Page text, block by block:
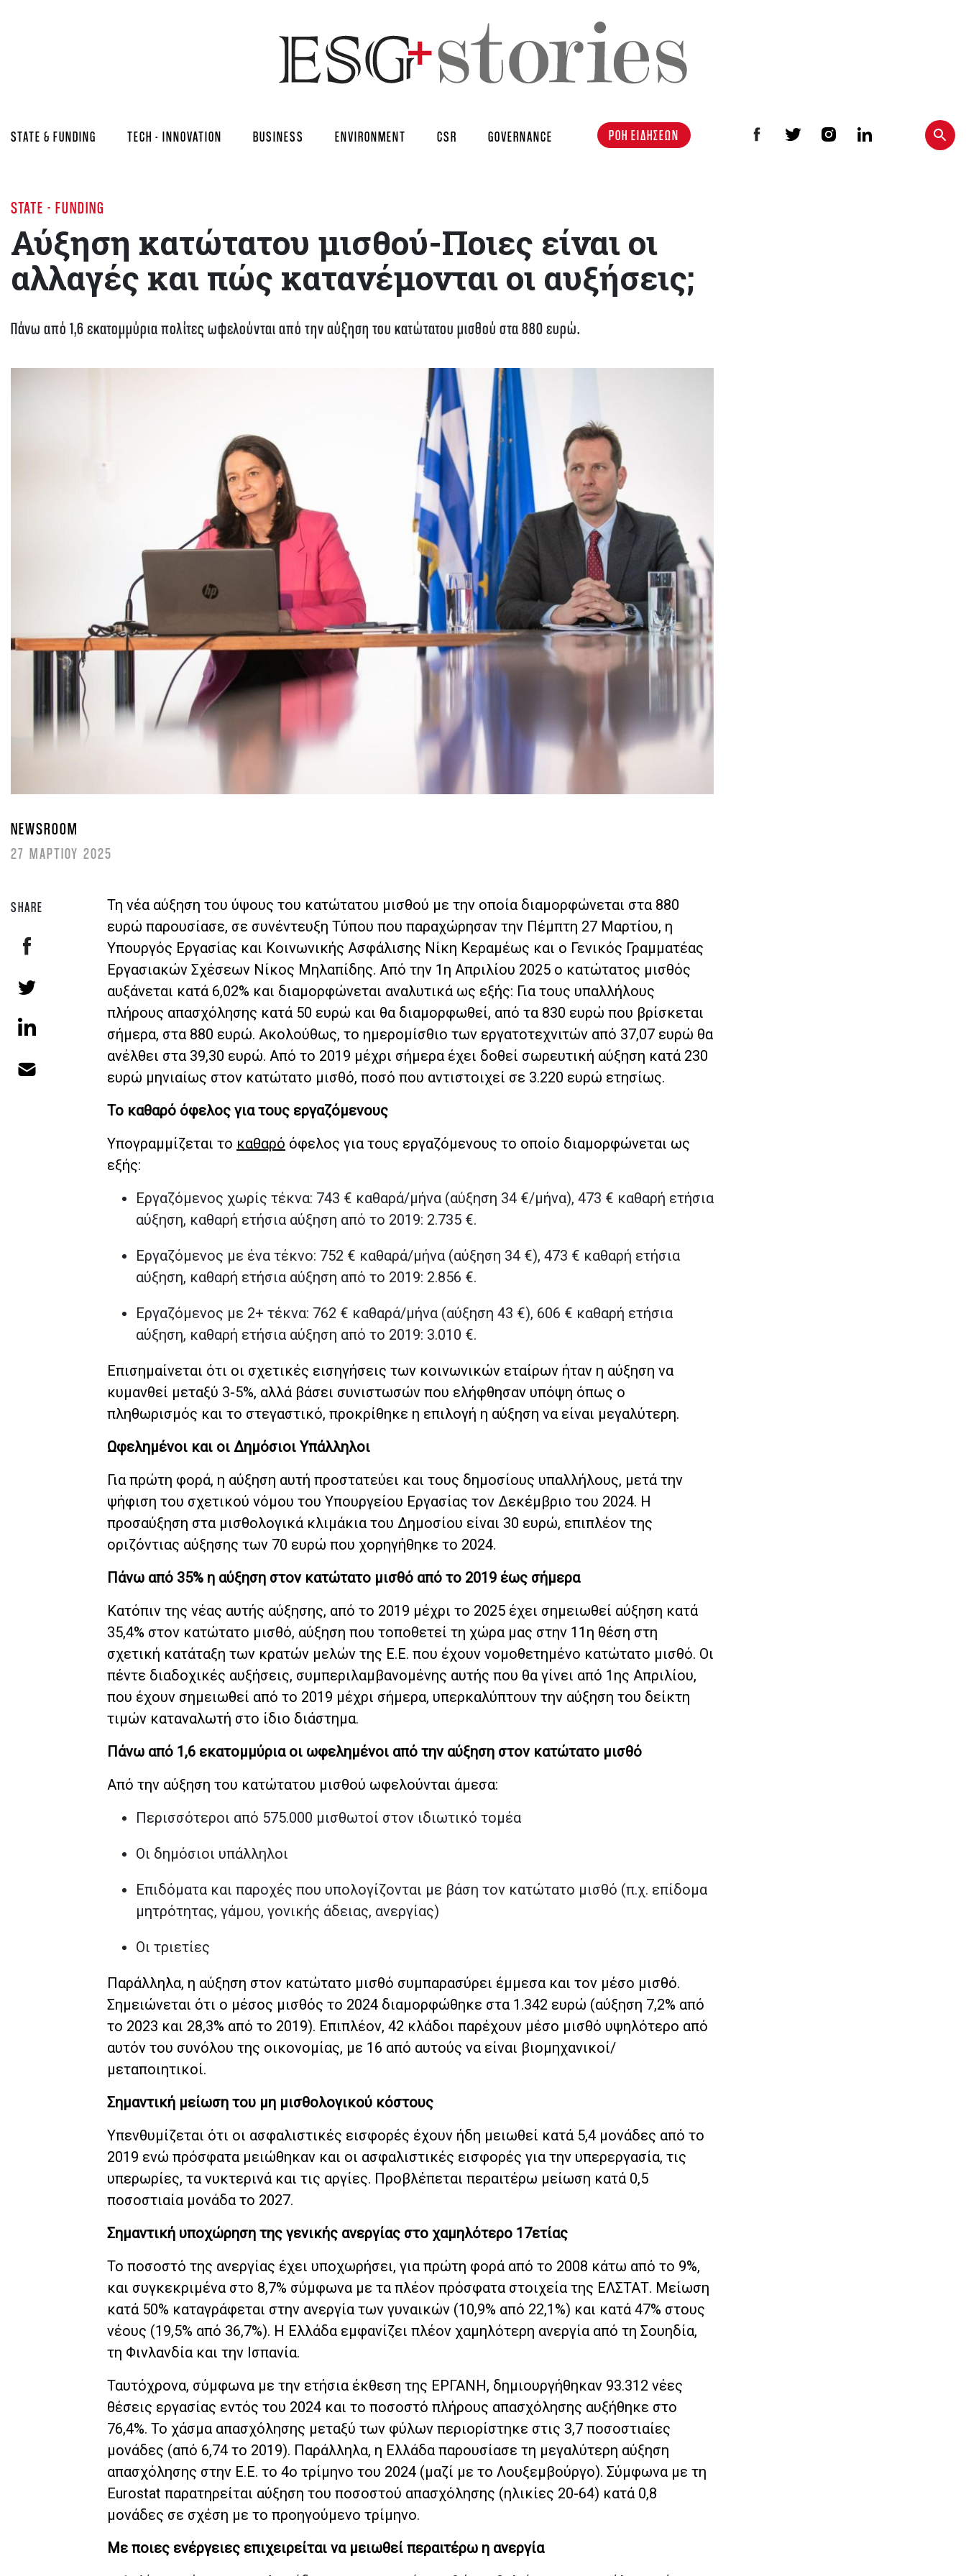
STATE & FUNDING TECH - INNOVATION BUSINESS ENVIRONMENT CSR GOVERNANCE ΡΟΗ ΕΙΔΗΣΕΩΝ
STATE - FUNDING
Αύξηση κατώτατου μισθού-Ποιες είναι οι
αλλαγές και πώς κατανέμονται οι αυξήσεις;
Πάνω από 1,6 εκατομμύρια πολίτες ωφελούνται από την αύξηση του κατώτατου μισθού στα 880 ευρώ.
NEWSROOM
27 ΜΑΡΤΙΟΥ 2025
SHARE
Τη νέα αύξηση του ύψους του κατώτατου μισθού με την οποία διαμορφώνεται στα 880
ευρώ παρουσίασε, σε συνέντευξη Τύπου που παραχώρησαν την Πέμπτη 27 Μαρτίου, η
Υπουργός Εργασίας και Κοινωνικής Ασφάλισης Νίκη Κεραμέως και ο Γενικός Γραμματέας
Εργασιακών Σχέσεων Νίκος Μηλαπίδης. Από την 1η Απριλίου 2025 ο κατώτατος μισθός
αυξάνεται κατά 6,02% και διαμορφώνεται αναλυτικά ως εξής: Για τους υπαλλήλους
πλήρους απασχόλησης κατά 50 ευρώ και θα διαμορφωθεί, από τα 830 ευρώ που βρίσκεται
σήμερα, στα 880 ευρώ. Ακολούθως, το ημερομίσθιο των εργατοτεχνιτών από 37,07 ευρώ θα
ανέλθει στα 39,30 ευρώ. Από το 2019 μέχρι σήμερα έχει δοθεί σωρευτική αύξηση κατά 230
ευρώ μηνιαίως στον κατώτατο μισθό, ποσό που αντιστοιχεί σε 3.220 ευρώ ετησίως.
Το καθαρό όφελος για τους εργαζόμενους
Υπογραμμίζεται το καθαρό όφελος για τους εργαζόμενους το οποίο διαμορφώνεται ως
εξής:
Εργαζόμενος χωρίς τέκνα: 743 € καθαρά/μήνα (αύξηση 34 €/μήνα), 473 € καθαρή ετήσια
αύξηση, καθαρή ετήσια αύξηση από το 2019: 2.735 €.
Εργαζόμενος με ένα τέκνο: 752 € καθαρά/μήνα (αύξηση 34 €), 473 € καθαρή ετήσια
αύξηση, καθαρή ετήσια αύξηση από το 2019: 2.856 €.
Εργαζόμενος με 2+ τέκνα: 762 € καθαρά/μήνα (αύξηση 43 €), 606 € καθαρή ετήσια
αύξηση, καθαρή ετήσια αύξηση από το 2019: 3.010 €.
Επισημαίνεται ότι οι σχετικές εισηγήσεις των κοινωνικών εταίρων ήταν η αύξηση να
κυμανθεί μεταξύ 3-5%, αλλά βάσει συνιστωσών που ελήφθησαν υπόψη όπως ο
πληθωρισμός και το στεγαστικό, προκρίθηκε η επιλογή η αύξηση να είναι μεγαλύτερη.
Ωφελημένοι και οι Δημόσιοι Υπάλληλοι
Για πρώτη φορά, η αύξηση αυτή προστατεύει και τους δημοσίους υπαλλήλους, μετά την
ψήφιση του σχετικού νόμου του Υπουργείου Εργασίας τον Δεκέμβριο του 2024. Η
προσαύξηση στα μισθολογικά κλιμάκια του Δημοσίου είναι 30 ευρώ, επιπλέον της
οριζόντιας αύξησης των 70 ευρώ που χορηγήθηκε το 2024.
Πάνω από 35% η αύξηση στον κατώτατο μισθό από το 2019 έως σήμερα
Κατόπιν της νέας αυτής αύξησης, από το 2019 μέχρι το 2025 έχει σημειωθεί αύξηση κατά
35,4% στον κατώτατο μισθό, αύξηση που τοποθετεί τη χώρα μας στην 11η θέση στη
σχετική κατάταξη των κρατών μελών της Ε.Ε. που έχουν νομοθετημένο κατώτατο μισθό. Οι
πέντε διαδοχικές αυξήσεις, συμπεριλαμβανομένης αυτής που θα γίνει από 1ης Απριλίου,
που έχουν σημειωθεί από το 2019 μέχρι σήμερα, υπερκαλύπτουν την αύξηση του δείκτη
τιμών καταναλωτή στο ίδιο διάστημα.
Πάνω από 1,6 εκατομμύρια οι ωφελημένοι από την αύξηση στον κατώτατο μισθό
Από την αύξηση του κατώτατου μισθού ωφελούνται άμεσα:
Περισσότεροι από 575.000 μισθωτοί στον ιδιωτικό τομέα
Οι δημόσιοι υπάλληλοι
Επιδόματα και παροχές που υπολογίζονται με βάση τον κατώτατο μισθό (π.χ. επίδομα
μητρότητας, γάμου, γονικής άδειας, ανεργίας)
Οι τριετίες
Παράλληλα, η αύξηση στον κατώτατο μισθό συμπαρασύρει έμμεσα και τον μέσο μισθό.
Σημειώνεται ότι ο μέσος μισθός το 2024 διαμορφώθηκε στα 1.342 ευρώ (αύξηση 7,2% από
το 2023 και 28,3% από το 2019). Επιπλέον, 42 κλάδοι παρέχουν μέσο μισθό υψηλότερο από
αυτόν του συνόλου της οικονομίας, με 16 από αυτούς να είναι βιομηχανικοί/
μεταποιητικοί.
Σημαντική μείωση του μη μισθολογικού κόστους
Υπενθυμίζεται ότι οι ασφαλιστικές εισφορές έχουν ήδη μειωθεί κατά 5,4 μονάδες από το
2019 ενώ πρόσφατα μειώθηκαν και οι ασφαλιστικές εισφορές για την υπερεργασία, τις
υπερωρίες, τα νυκτερινά και τις αργίες. Προβλέπεται περαιτέρω μείωση κατά 0,5
ποσοστιαία μονάδα το 2027.
Σημαντική υποχώρηση της γενικής ανεργίας στο χαμηλότερο 17ετίας
Το ποσοστό της ανεργίας έχει υποχωρήσει, για πρώτη φορά από το 2008 κάτω από το 9%,
και συγκεκριμένα στο 8,7% σύμφωνα με τα πλέον πρόσφατα στοιχεία της ΕΛΣΤΑΤ. Μείωση
κατά 50% καταγράφεται στην ανεργία των γυναικών (10,9% από 22,1%) και κατά 47% στους
νέους (19,5% από 36,7%). Η Ελλάδα εμφανίζει πλέον χαμηλότερη ανεργία από τη Σουηδία,
τη Φινλανδία και την Ισπανία.
Ταυτόχρονα, σύμφωνα με την ετήσια έκθεση της ΕΡΓΑΝΗ, δημιουργήθηκαν 93.312 νέες
θέσεις εργασίας εντός του 2024 και το ποσοστό πλήρους απασχόλησης αυξήθηκε στο
76,4%. Το χάσμα απασχόλησης μεταξύ των φύλων περιορίστηκε στις 3,7 ποσοστιαίες
μονάδες (από 6,74 το 2019). Παράλληλα, η Ελλάδα παρουσίασε τη μεγαλύτερη αύξηση
απασχόλησης στην Ε.Ε. το 4ο τρίμηνο του 2024 (μαζί με το Λουξεμβούργο). Σύμφωνα με τη
Eurostat παρατηρείται αύξηση του ποσοστού απασχόλησης (ηλικίες 20-64) κατά 0,8
μονάδες σε σχέση με το προηγούμενο τρίμηνο.
Με ποιες ενέργειες επιχειρείται να μειωθεί περαιτέρω η ανεργία